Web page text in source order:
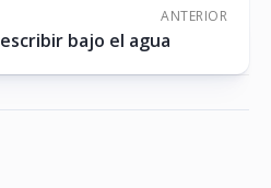
ANTERIOR
bajo el agua